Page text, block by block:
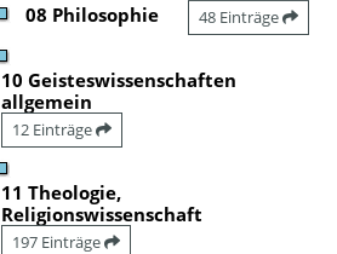
08 Philosophie 48 Einträge
10 Geisteswissenschaften
allgemein
12 Einträge
11 Theologie,
Religionswissenschaft
197 Einträge